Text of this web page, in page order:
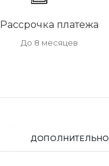
Рассрочка платежа
До 8 месяцев
ДОПОЛНИТЕЛЬНО